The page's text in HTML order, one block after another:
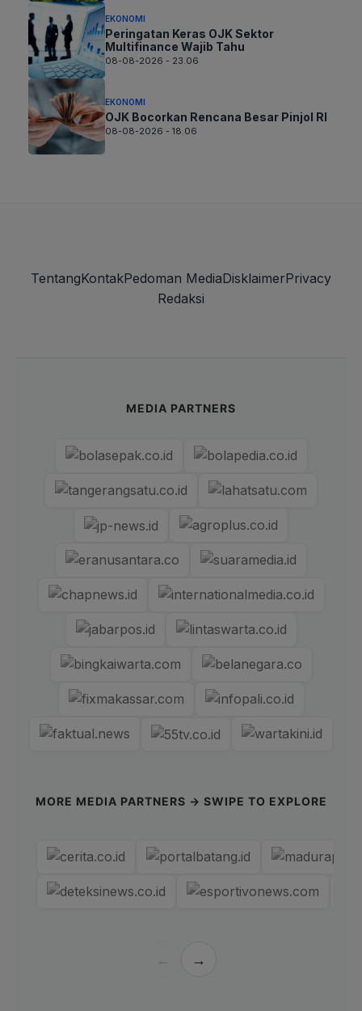
EKONOMI
Peringatan Keras OJK Sektor
Multifinance Wajib Tahu
08-08-2026 - 23.06
EKONOMI
OJK Bocorkan Rencana Besar Pinjol RI
08-08-2026 - 18.06
TentangKontakPedoman MediaDisklaimerPrivacy
Redaksi
MEDIA PARTNERS
MORE MEDIA PARTNERS → SWIPE TO EXPLORE
← →